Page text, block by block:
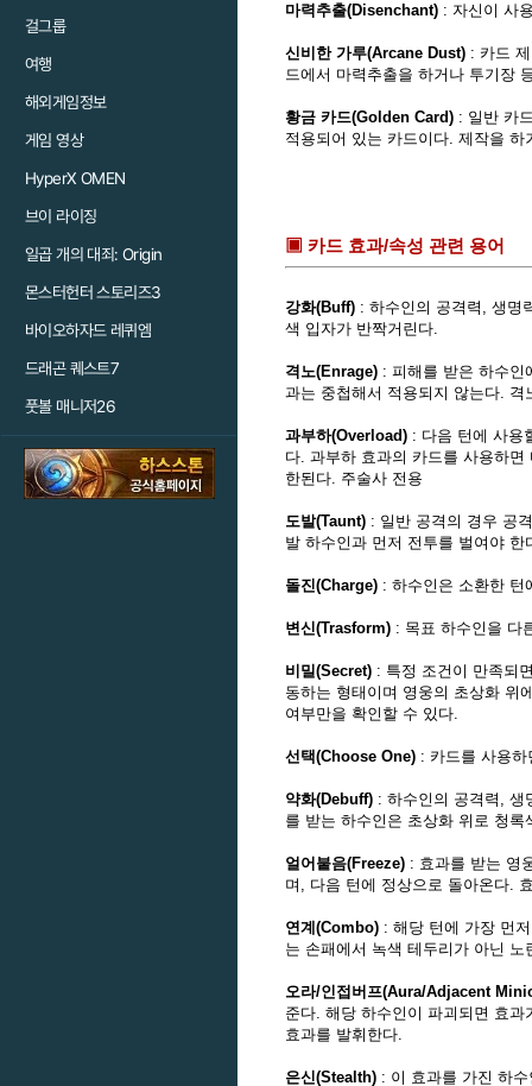
걸그룹
여행
해외게임정보
게임 영상
HyperX OMEN
브이 라이징
일곱 개의 대죄: Origin
몬스터헌터 스토리즈3
바이오하자드 레퀴엠
드래곤 퀘스트7
풋볼 매니저26
마력추출(Disenchant) : 자신이 사
신비한 가루(Arcane Dust) : 카드
드에서 마력추출을 하거나 투기장
황금 카드(Golden Card) : 일반 카
적용되어 있는 카드이다. 제작을
▣ 카드 효과/속성 관련 용어
강화(Buff) : 하수인의 공격력, 생명
색 입자가 반짝거린다.
격노(Enrage) : 피해를 받은 하수인
과는 중첩해서 적용되지 않는다.
과부하(Overload) : 다음 턴에 사용
다. 과부하 효과의 카드를 사용하
한된다. 주술사 전용
도발(Taunt) : 일반 공격의 경우 공
발 하수인과 먼저 전투를 벌여야
돌진(Charge) : 하수인은 소환한 턴
변신(Trasform) : 목표 하수인을 다
비밀(Secret) : 특정 조건이 만족되
동하는 형태이며 영웅의 초상화 위
여부만을 확인할 수 있다.
선택(Choose One) : 카드를 사용
약화(Debuff) : 하수인의 공격력, 생
를 받는 하수인은 초상화 위로 청
얼어붙음(Freeze) : 효과를 받는 영
며, 다음 턴에 정상으로 돌아온다.
연계(Combo) : 해당 턴에 가장 먼
는 손패에서 녹색 테두리가 아닌 노
오라/인접버프(Aura/Adjacent
준다. 해당 하수인이 파괴되면 효
효과를 발휘한다.
은신(Stealth) : 이 효과를 가진 하